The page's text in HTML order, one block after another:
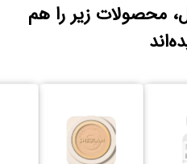
محصولات زیر را هم